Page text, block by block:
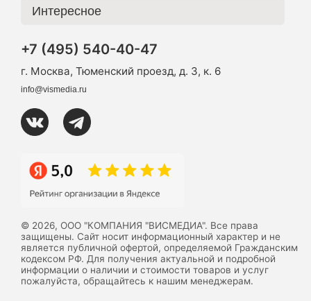
Интересное
+7 (495) 540-40-47
г. Москва, Тюменский проезд, д. 3, к. 6
info@vismedia.ru
© 2026, ООО "КОМПАНИЯ "ВИСМЕДИА". Все права
защищены. Сайт носит информационный характер и не
является публичной офертой, определяемой Гражданским
кодексом РФ. Для получения актуальной и подробной
информации о наличии и стоимости товаров и услуг
пожалуйста, обращайтесь к нашим менеджерам.